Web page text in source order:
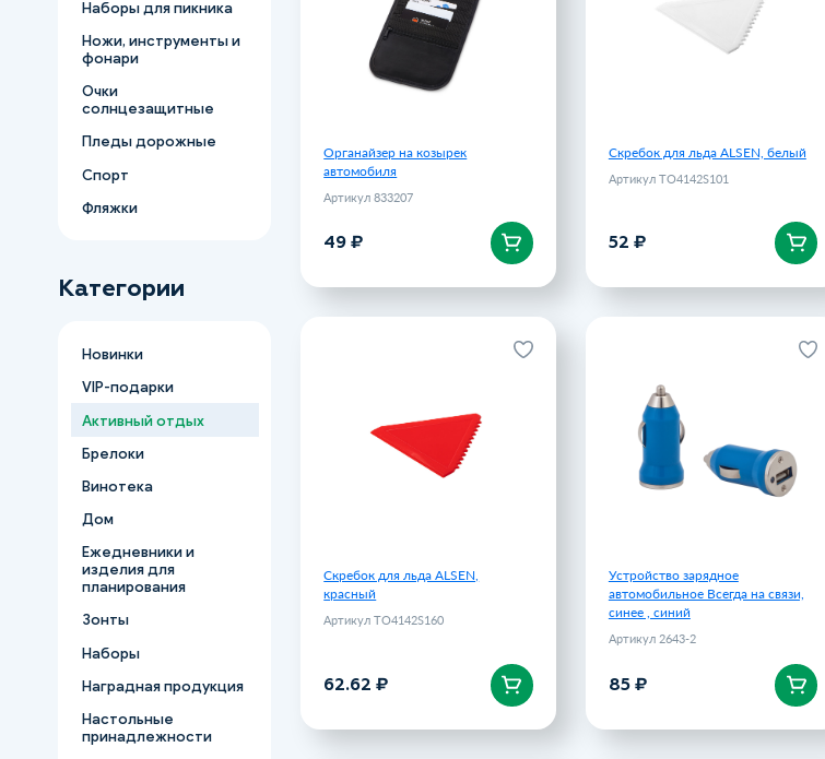
Наборы для пикника
Ножи, инструменты и
фонари
Очки
солнцезащитные
Пледы дорожные
Спорт
Фляжки
Категории
Новинки
VIP-подарки
Активный отдых
Брелоки
Винотека
Дом
Ежедневники и
изделия для
планирования
Зонты
Наборы
Наградная продукция
Настольные
принадлежности
Органайзер на козырек
автомобиля
Артикул 833207
49 ₽
Скребок для льда ALSEN, белый
Артикул TO4142S101
52 ₽
Скребок для льда ALSEN,
красный
Артикул TO4142S160
62.62 ₽
Скребок для льда ALSEN,
62.62 ₽
Устройство зарядное
автомобильное Всегда на связи,
синее , синий
Артикул 2643-2
85 ₽
Устройство зарядное
85 ₽